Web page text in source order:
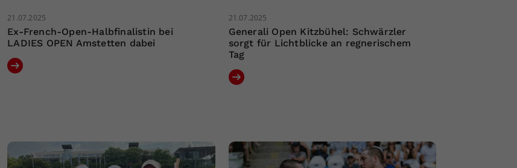
21.07.2025
Ex-French-Open-Halbfinalistin bei
LADIES OPEN Amstetten dabei
21.07.2025
Generali Open Kitzbühel: Schwärzler
sorgt für Lichtblicke an regnerischem
Tag